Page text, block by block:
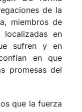
localizadas en
sufren y en
en que
promesas del
que la fuerza
consolará y